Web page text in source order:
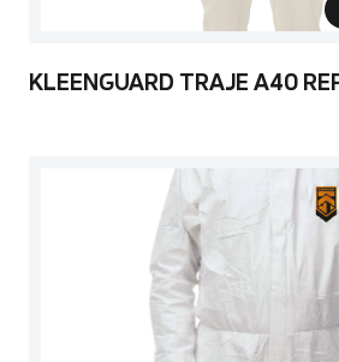
KLEENGUARD TRAJE A40